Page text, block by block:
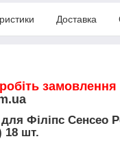
Доставка
замовлення
Філіпс Сенсео
18 шт.